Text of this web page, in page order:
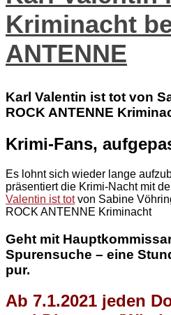
Kriminacht
ANTENNE
Karl Valentin ist tot von
ROCK ANTENNE
Krimi-Fans,
Es lohnt sich wieder lange
präsentiert die Krimi-Nacht mit
Valentin ist totvon Sabine
ROCK ANTENNE Kriminacht
Geht mit
Spurensuche – eine
pur.
Ab 7.1.2021 jeden